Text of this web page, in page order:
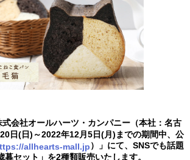
会社オールハーツ・カンパニー（本社：名古
日(日)～2022年12月5日(月)までの期間中、公
allhearts-mall.jp）」にて、SNSでも話題
セット」を2種類販売いたします。